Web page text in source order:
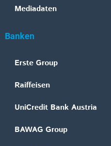
Mediadaten
Banken
Erste Group
Raiffeisen
UniCredit Bank Austria
BAWAG Group